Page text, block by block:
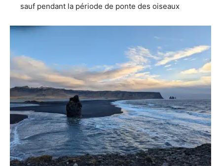
sauf pendant la période de ponte des oiseaux